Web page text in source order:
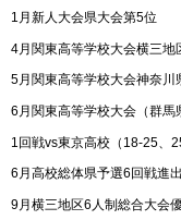
1月新人大会県大会第5位
4月関東高等学校大会横三地
5月関東高等学校大会神奈川
6月関東高等学校大会（群馬
1回戦vs東京高校（18-25、
6月高校総体県予選6回戦進
9月横三地区6人制総合大会